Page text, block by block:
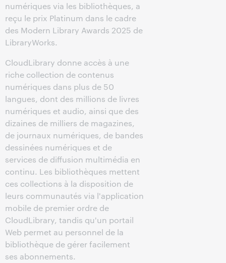
numériques via les bibliothèques, a
reçu le prix Platinum dans le cadre
des Modern Library Awards 2025 de
LibraryWorks.
CloudLibrary donne accès à une
riche collection de contenus
numériques dans plus de 50
langues, dont des millions de livres
numériques et audio, ainsi que des
dizaines de milliers de magazines,
de journaux numériques, de bandes
dessinées numériques et de
services de diffusion multimédia en
continu. Les bibliothèques mettent
ces collections à la disposition de
leurs communautés via l'application
mobile de premier ordre de
CloudLibrary, tandis qu'un portail
Web permet au personnel de la
bibliothèque de gérer facilement
ses abonnements.